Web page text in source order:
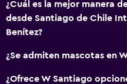
¿Cuál es la mejor manera
desde Santiago de Chile
Benítez?
¿Se admiten mascotas en
¿Ofrece W Santiago